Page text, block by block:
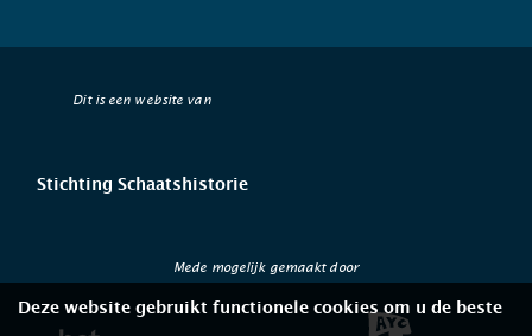
Dit is een website van
Stichting Schaatshistorie
Mede mogelijk gemaakt door
Deze website gebruikt functionele cookies om u de beste